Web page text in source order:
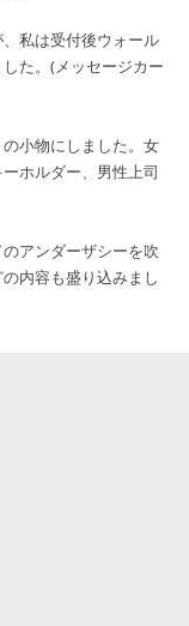
私は受付後ウォール
た。(メッセージカー
小物にしました。女
ホルダー、男性上司
アンダーザシーを吹
内容も盛り込みまし